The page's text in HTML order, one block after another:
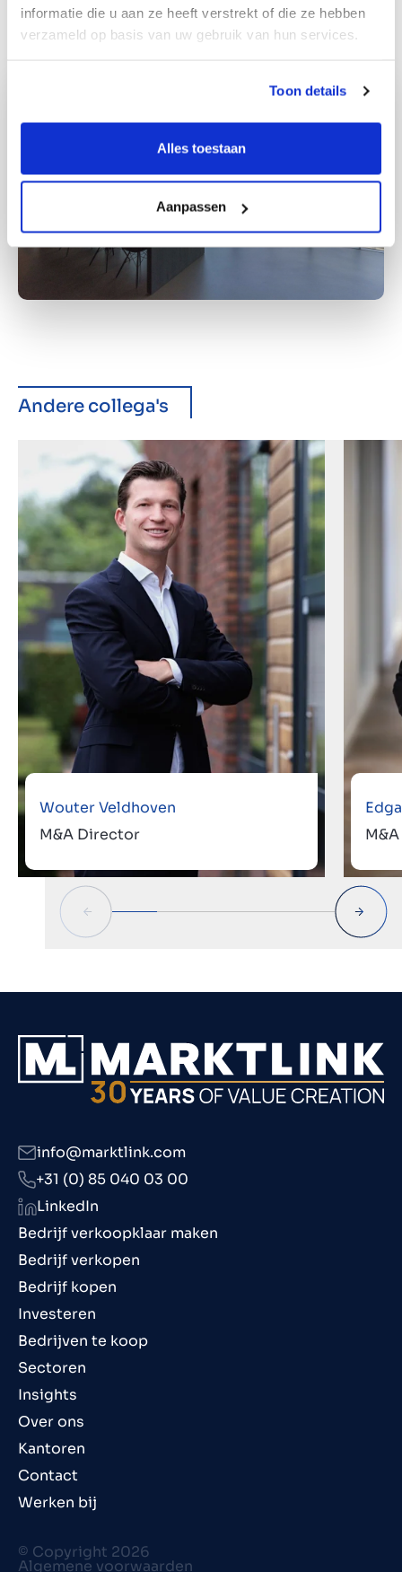
informatie die u aan ze heeft verstrekt of die ze hebben
verzameld op basis van uw gebruik van hun services.
Toon details
Alles toestaan
Aanpassen
Andere collega's
Wouter Veldhoven
M&A Director
Bedrijf verkoopklaar maken
Bedrijf verkopen
Bedrijf kopen
Investeren
Bedrijven te koop
Sectoren
Insights
Over ons
Kantoren
Contact
Werken bij
info@marktlink.com
+31 (0) 85 040 03 00
LinkedIn
© Copyright 2026
Algemene voorwaarden